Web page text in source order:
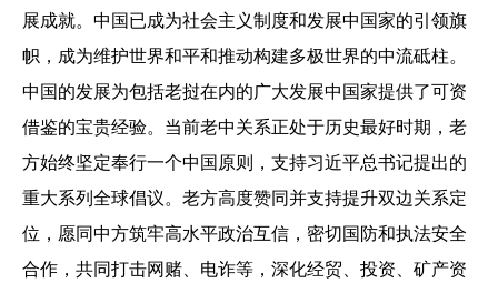
展成就。中国已成为社会主义制度和发展中国家的引领旗
帜，成为维护世界和平和推动构建多极世界的中流砥柱。
中国的发展为包括老挝在内的广大发展中国家提供了可资
借鉴的宝贵经验。当前老中关系正处于历史最好时期，老
方始终坚定奉行一个中国原则，支持习近平总书记提出的
重大系列全球倡议。老方高度赞同并支持提升双边关系定
位，愿同中方筑牢高水平政治互信，密切国防和执法安全
合作，共同打击网赌、电诈等，深化经贸、投资、矿产资